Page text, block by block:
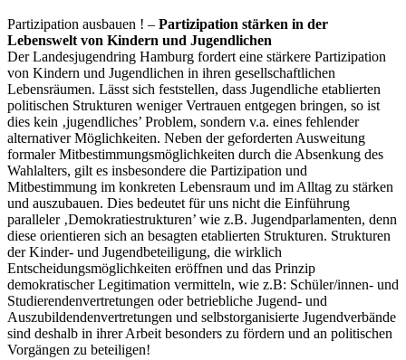
Partizipation ausbauen ! – Partizipation stärken in der
Lebenswelt von Kindern und Jugendlichen
Der Landesjugendring Hamburg fordert eine stärkere Partizipation
von Kindern und Jugendlichen in ihren gesellschaftlichen
Lebensräumen. Lässt sich feststellen, dass Jugendliche etablierten
politischen Strukturen weniger Vertrauen entgegen bringen, so ist
dies kein ‚jugendliches’ Problem, sondern v.a. eines fehlender
alternativer Möglichkeiten. Neben der geforderten Ausweitung
formaler Mitbestimmungsmöglichkeiten durch die Absenkung des
Wahlalters, gilt es insbesondere die Partizipation und
Mitbestimmung im konkreten Lebensraum und im Alltag zu stärken
und auszubauen. Dies bedeutet für uns nicht die Einführung
paralleler ‚Demokratiestrukturen’ wie z.B. Jugendparlamenten, denn
diese orientieren sich an besagten etablierten Strukturen. Strukturen
der Kinder- und Jugendbeteiligung, die wirklich
Entscheidungsmöglichkeiten eröffnen und das Prinzip
demokratischer Legitimation vermitteln, wie z.B: Schüler/innen- und
Studierendenvertretungen oder betriebliche Jugend- und
Auszubildendenvertretungen und selbstorganisierte Jugendverbände
sind deshalb in ihrer Arbeit besonders zu fördern und an politischen
Vorgängen zu beteiligen!